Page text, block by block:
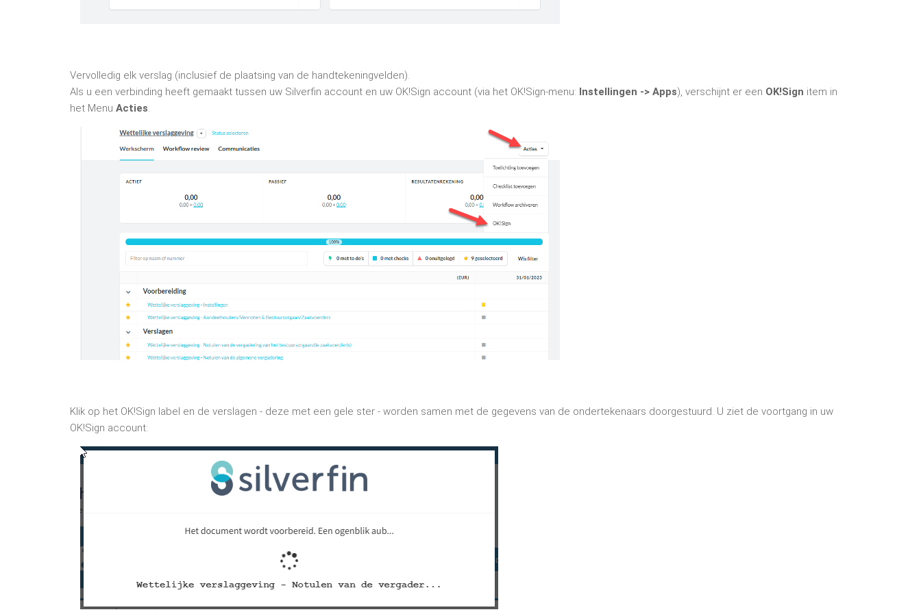
Vervolledig elk verslag (inclusief de plaatsing van de handtekeningvelden).
Als u een verbinding heeft gemaakt tussen uw Silverfin account en uw OK!Sign account (via het OK!Sign-menu: Instellingen -> Apps), verschijnt er een OK!Sign item in
het Menu Acties.
Klik op het OK!Sign label en de verslagen - deze met een gele ster - worden samen met de gegevens van de ondertekenaars doorgestuurd. U ziet de voortgang in uw
OK!Sign account: